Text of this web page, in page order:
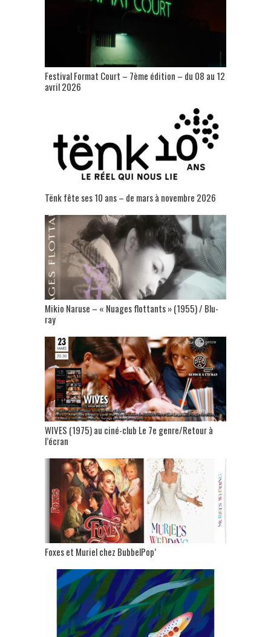
Festival Format Court – 7ème édition – du 08 au 12
avril 2026
Tënk fête ses 10 ans – de mars à novembre 2026
Mikio Naruse – « Nuages flottants » (1955) / Blu-
ray
WIVES (1975) au ciné-club Le 7e genre/Retour à
l’écran
Foxes et Muriel chez BubbelPop’